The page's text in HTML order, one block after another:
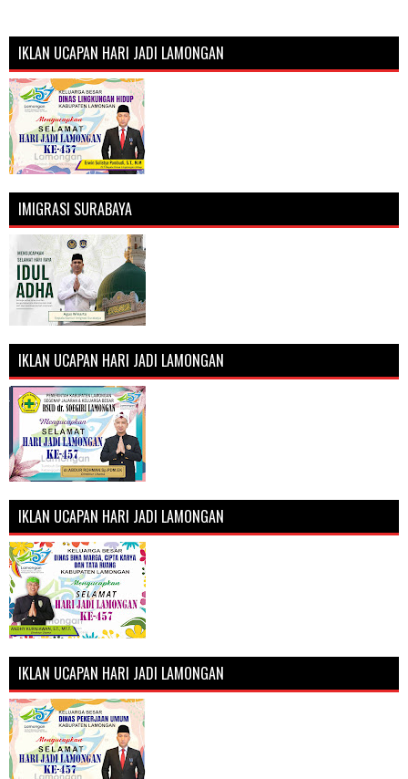
IKLAN UCAPAN HARI JADI LAMONGAN
IMIGRASI SURABAYA
IKLAN UCAPAN HARI JADI LAMONGAN
IKLAN UCAPAN HARI JADI LAMONGAN
IKLAN UCAPAN HARI JADI LAMONGAN